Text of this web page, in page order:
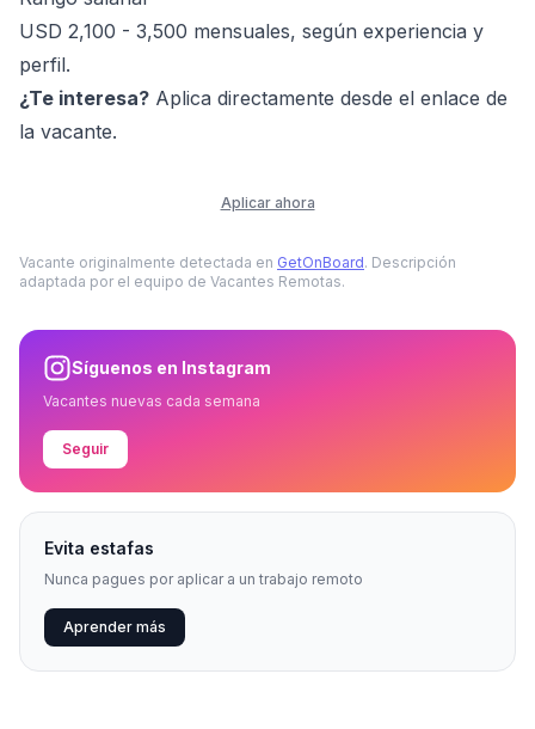
USD 2,100 - 3,500 mensuales, según experiencia y
perfil.
¿Te interesa? Aplica directamente desde el enlace de
la vacante.
Aplicar ahora
Vacante originalmente detectada en GetOnBoard. Descripción
adaptada por el equipo de Vacantes Remotas.
Síguenos en Instagram
Vacantes nuevas cada semana
Seguir
Evita estafas
Nunca pagues por aplicar a un trabajo remoto
Aprender más